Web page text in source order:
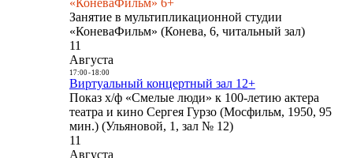
Занятие в мультипликационной студии
«КоневаФильм» (Конева, 6, читальный зал)
11
Августа
17:00- 18:00
Виртуальный концертный зал 12+
Показ х/ф «Смелые люди» к 100-летию актера
театра и кино Сергея Гурзо (Мосфильм, 1950, 95
мин.) (Ульяновой, 1, зал № 12)
11
Августа